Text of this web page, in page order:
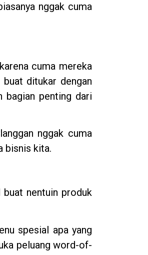
nggak cuma
cuma mereka
ditukar dengan
bagian penting dari
nggak cuma
bisnis kita.
nentuin produk
spesial apa yang
peluang word-of-